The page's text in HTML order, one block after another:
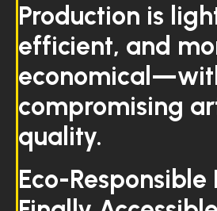
Production is
efficient, and
compromising
quality.
Eco-